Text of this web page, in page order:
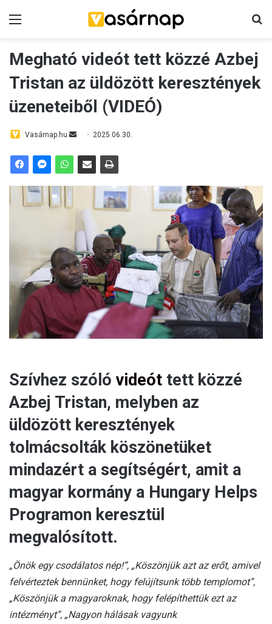
Megható videót tett közzé Azbej
Tristan az üldözött keresztények
üzeneteiből (VIDEÓ)
Vasárnap.hu
a
i
l
2025.06.30.
Szívhez szóló videót tett közzé
Azbej Tristan, melyben az
üldözött keresztények
tolmácsolták köszönetüket
mindazért a segítségért, amit a
magyar kormány a Hungary Helps
Programon keresztül
megvalósított.
„Önök egy csodálatos nép!”, „Köszönjük azt az erőt, amivel
felvérteztek bennünket, hogy felújítsunk több templomot”,
„Köszönjük a magyaroknak, hogy felépíthettük ezt az
intézményt”, „Nagyon hálásak vagyunk